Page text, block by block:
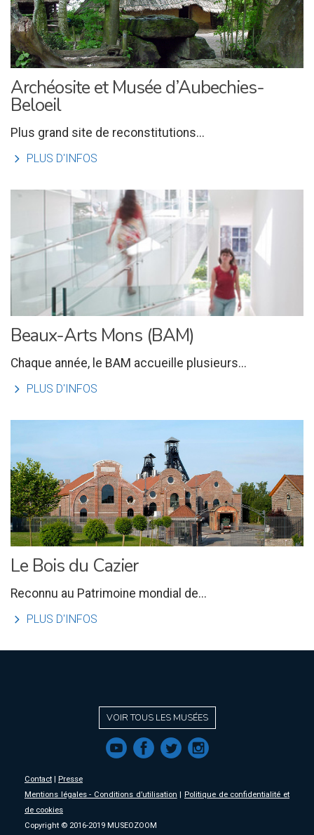
Archéosite et Musée d’Aubechies-
Beloeil
Plus grand site de reconstitutions...
l PLUS D'INFOS
Beaux-Arts Mons (BAM)
Chaque année, le BAM accueille plusieurs...
l PLUS D'INFOS
Le Bois du Cazier
Reconnu au Patrimoine mondial de...
l PLUS D'INFOS
VOIR TOUS LES MUSÉES
f a b e
Contact
Presse
Mentions légales - Conditions d’utilisation
Politique de confidentialité et
de cookies
Copyright © 2016-2019 MUSEOZOOM